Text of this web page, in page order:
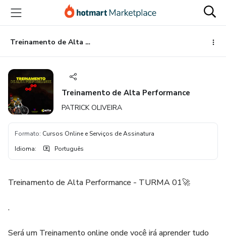
para
conteúdo
principal
para
pagamento
para
rodapé
Treinamento de Alta Performance
Treinamento de Alta Performance
PATRICK OLIVEIRA
Formato: Cursos Online e Serviços de Assinatura
Idioma: Português
Treinamento de Alta Performance - TURMA 01🚀
.
Será um Treinamento online onde você irá aprender tudo